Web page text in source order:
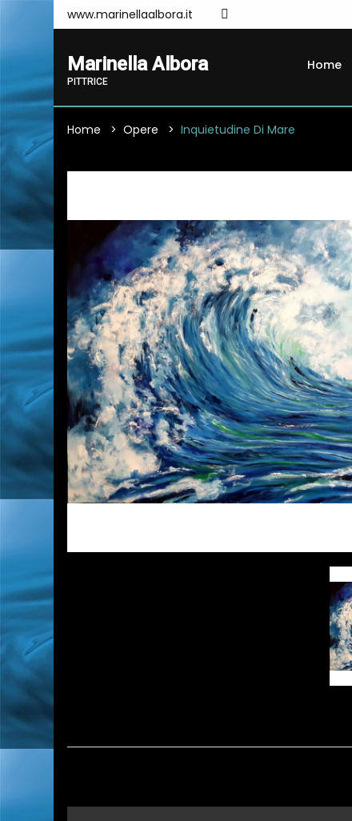
www.marinellaalbora.it
Marinella Albora
PITTRICE
Home
Home Opere Inquietudine Di Mare